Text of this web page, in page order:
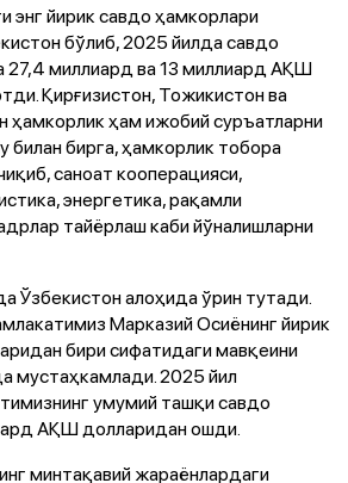
энг йирик савдо ҳамкорлари
бўлиб, 2025 йилда савдо
миллиард ва 13 миллиард АҚШ
Қирғизистон, Тожикистон ва
ҳамкорлик ҳам ижобий суръатларни
бирга, ҳамкорлик тобора
саноат кооперацияси,
энергетика, рақамли
тайёрлаш каби йўналишларни
Ўзбекистон алоҳида ўрин тутади.
Марказий Осиёнинг йирик
бири сифатидаги мавқеини
мустаҳкамлади. 2025 йил
умумий ташқи савдо
АҚШ долларидан ошди.
минтақавий жараёнлардаги